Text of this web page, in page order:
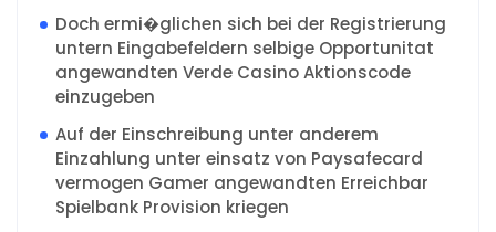
Doch ermi�glichen sich bei der Registrierung
untern Eingabefeldern selbige Opportunitat
angewandten Verde Casino Aktionscode
einzugeben
Auf der Einschreibung unter anderem
Einzahlung unter einsatz von Paysafecard
vermogen Gamer angewandten Erreichbar
Spielbank Provision kriegen